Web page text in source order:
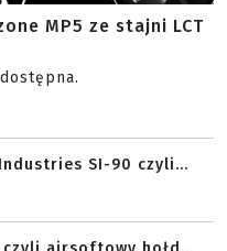
MP5 ze stajni LCT
SI-90 czyli...